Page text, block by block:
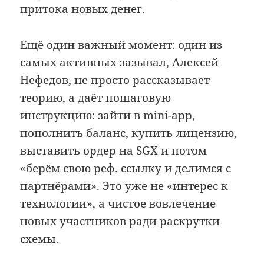
притока новых денег.
Ещё один важный момент: один из
самых активных зазывал, Алексей
Нефедов, не просто рассказывает
теорию, а даёт пошаговую
инструкцию: зайти в mini-app,
пополнить баланс, купить лицензию,
выставить ордер на SGX и потом
«берём свою реф. ссылку и делимся с
партнёрами». Это уже не «интерес к
технологии», а чистое вовлечение
новых участников ради раскрутки
схемы.